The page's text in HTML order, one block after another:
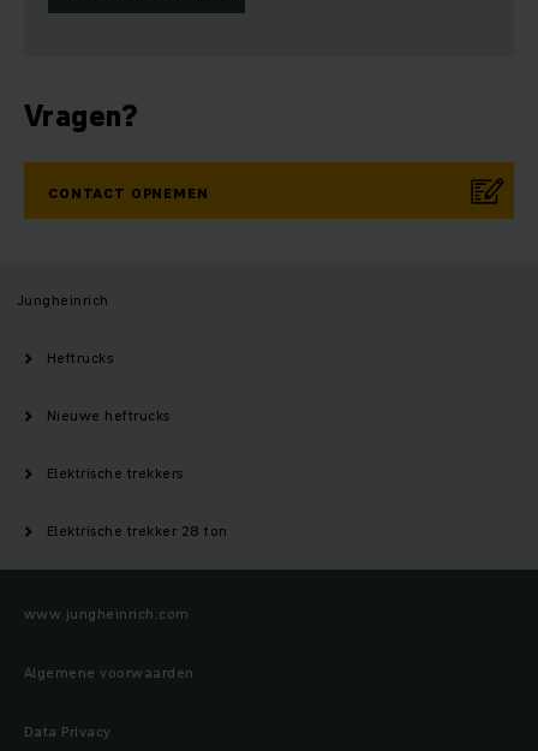
Vragen?
CONTACT OPNEMEN
Jungheinrich
Heftrucks
Nieuwe heftrucks
Elektrische trekkers
Elektrische trekker 28 ton
www.jungheinrich.com
Algemene voorwaarden
Data Privacy